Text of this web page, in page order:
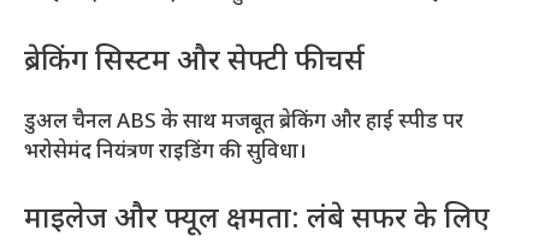
ब्रेकिंग सिस्टम और सेफ्टी फीचर्स
डुअल चैनल ABS के साथ मजबूत ब्रेकिंग और हाई स्पीड पर
भरोसेमंद नियंत्रण राइडिंग की सुविधा।
माइलेज और फ्यूल क्षमता: लंबे सफर के लिए